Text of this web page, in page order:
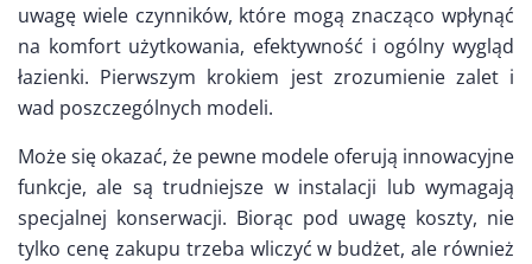
uwagę wiele czynników, które mogą znacząco wpłynąć
na komfort użytkowania, efektywność i ogólny wygląd
łazienki. Pierwszym krokiem jest zrozumienie zalet i
wad poszczególnych modeli.
Może się okazać, że pewne modele oferują innowacyjne
funkcje, ale są trudniejsze w instalacji lub wymagają
specjalnej konserwacji. Biorąc pod uwagę koszty, nie
tylko cenę zakupu trzeba wliczyć w budżet, ale również